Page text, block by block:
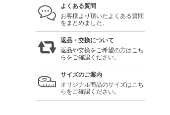
よくある質問
お客様より頂いたよくある質問
をまとめました。
返品・交換について
返品や交換をご希望の方はこち
らをご確認ください。
サイズのご案内
オリジナル商品のサイズはこち
らをご確認ください。